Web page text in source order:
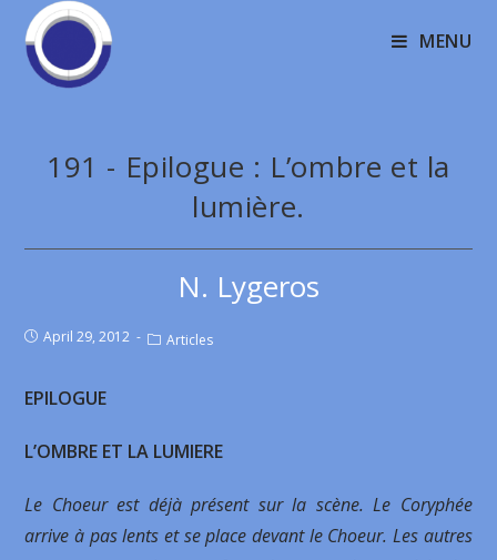
MENU
191 - Epilogue : L’ombre et la
lumière.
N. Lygeros
April 29, 2012 Articles
EPILOGUE
L’OMBRE ET LA LUMIERE
Le Choeur est déjà présent sur la scène. Le Coryphée
arrive à pas lents et se place devant le Choeur. Les autres